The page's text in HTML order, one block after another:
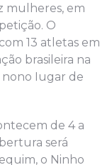
mulheres, em
O
13 atletas em
brasileira na
nono Iugar de
de 4 a
será
o Ninho